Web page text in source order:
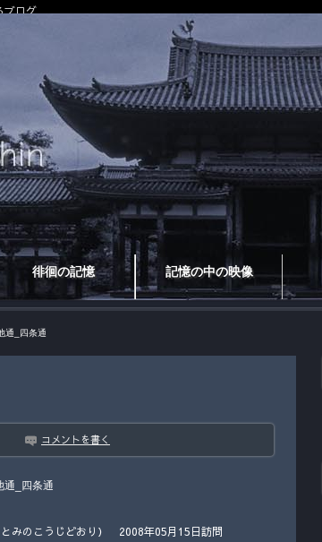
徘徊の記憶 記憶の中の映像
ブログ
通_四条通
コメントを書く
_四条通
みのこうじどおり） 2008年05月15日訪問